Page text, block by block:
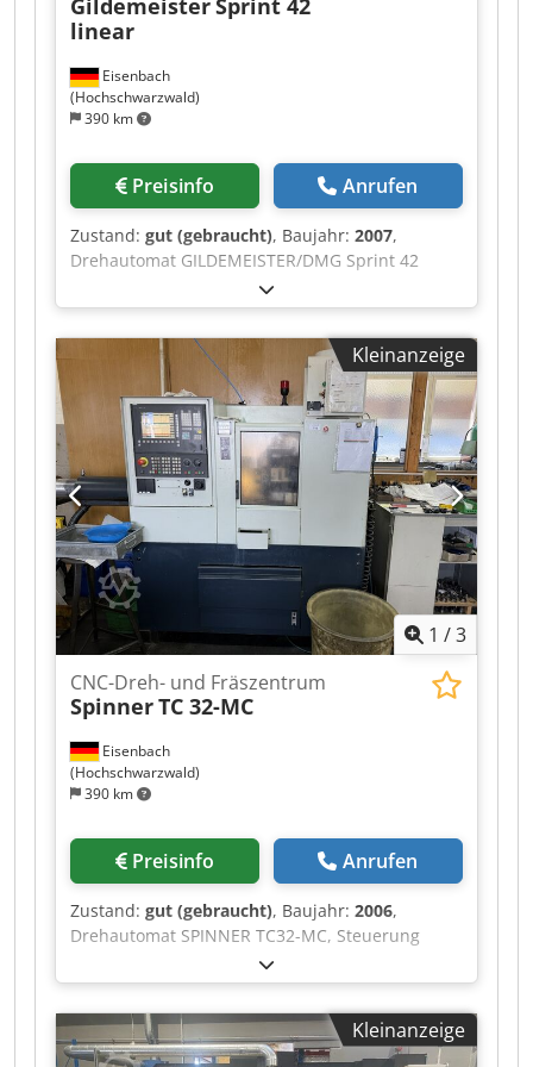
Eisenbach
(Hochschwarzwald)
390 km
GildemeisterSprint 42
linear
Preisinfo Anrufen
Zustand: gut (gebraucht), Baujahr: 2007,
Drehautomat GILDEMEISTER/DMG Sprint 42
linear mit Steuerung DMG FANUC 160, Serien-
Nr. 2601-0386, Baujahr 2007, Betriebsstunden
gem. Geschäftsleitung geschätzt ca. 41.295 Bh,
Späneförderer, Stangenlader FMB Turbo 5-55
Djdeztc Syjpfx Ai Tjkr
Kleinanzeige
1 /3
Eisenbach
(Hochschwarzwald)
390 km
CNC-Dreh- und Fräszentrum
SpinnerTC 32-MC
Preisinfo Anrufen
Zustand: gut (gebraucht), Baujahr: 2006,
Drehautomat SPINNER TC32-MC, Steuerung
SIEMENS Sinumerik, hydraulischer
Stangenvorschub LNS Super Hydrobar,
Anschaffung 2006 Dkedoztc Hqopfx Ai Tsr
Kleinanzeige